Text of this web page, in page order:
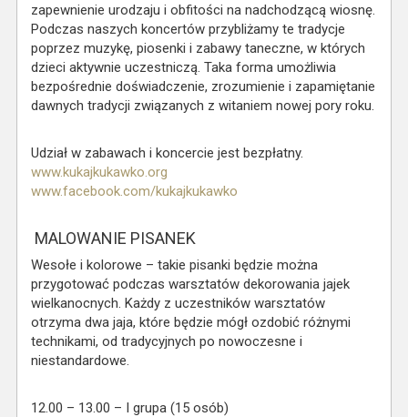
zapewnienie urodzaju i obfitości na nadchodzącą wiosnę.
Podczas naszych koncertów przybliżamy te tradycje
poprzez muzykę, piosenki i zabawy taneczne, w których
dzieci aktywnie uczestniczą. Taka forma umożliwia
bezpośrednie doświadczenie, zrozumienie i zapamiętanie
dawnych tradycji związanych z witaniem nowej pory roku.
Udział w zabawach i koncercie jest bezpłatny.
www.kukajkukawko.org
www.facebook.com/kukajkukawko
MALOWANIE PISANEK
Wesołe i kolorowe – takie pisanki będzie można
przygotować podczas warsztatów dekorowania jajek
wielkanocnych. Każdy z uczestników warsztatów
otrzyma dwa jaja, które będzie mógł ozdobić różnymi
technikami, od tradycyjnych po nowoczesne i
niestandardowe.
12.00 – 13.00 – I grupa (15 osób)